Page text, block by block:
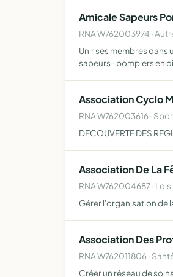
Amicale Sapeurs
RNA W762003974 ·
Unir ses membres
sapeurs- pompiers en
Association Cyclo
RNA W762003616 ·
DECOUVERTE DES
Association De La
RNA W762004687 ·
Gérer l'organisation de
Association Des
RNA W762011806 ·
Créer un réseau de